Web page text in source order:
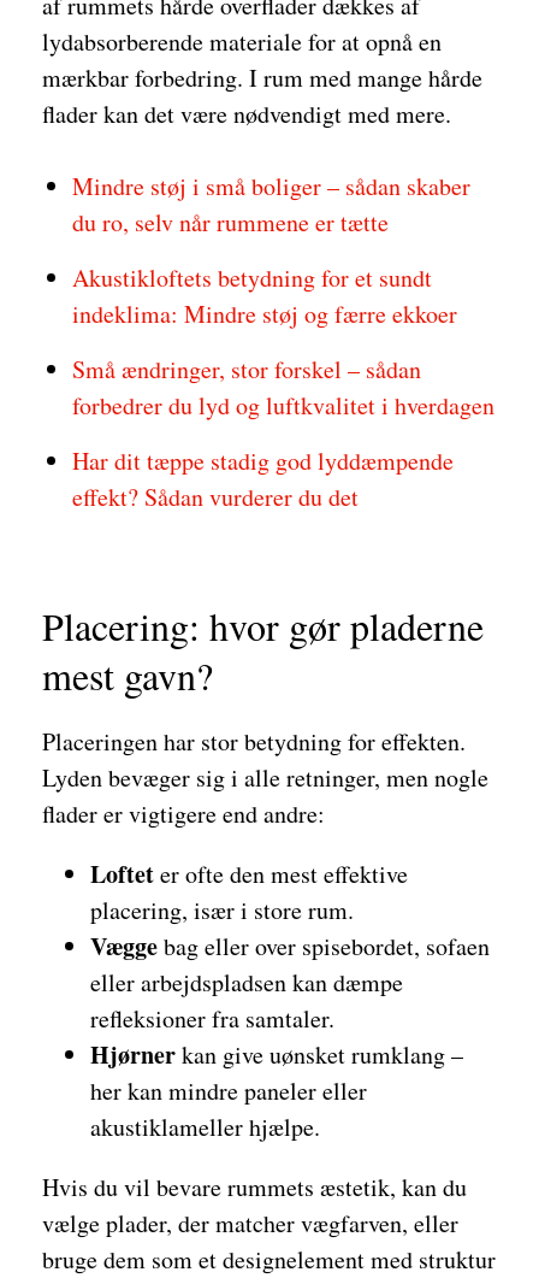
lydabsorberende materiale for at opnå en
mærkbar forbedring. I rum med mange hårde
flader kan det være nødvendigt med mere.
Mindre støj i små boliger – sådan skaber
du ro, selv når rummene er tætte
Akustikloftets betydning for et sundt
indeklima: Mindre støj og færre ekkoer
Små ændringer, stor forskel – sådan
forbedrer du lyd og luftkvalitet i hverdagen
Har dit tæppe stadig god lyddæmpende
effekt? Sådan vurderer du det
Placering: hvor gør pladerne
mest gavn?
Placeringen har stor betydning for effekten.
Lyden bevæger sig i alle retninger, men nogle
flader er vigtigere end andre:
Lofteter ofte den mest effektive
placering, især i store rum.
Væggebag eller over spisebordet, sofaen
eller arbejdspladsen kan dæmpe
refleksioner fra samtaler.
Hjørnerkan give uønsket rumklang –
her kan mindre paneler eller
akustiklameller hjælpe.
Hvis du vil bevare rummets æstetik, kan du
vælge plader, der matcher vægfarven, eller
bruge dem som et designelement med struktur